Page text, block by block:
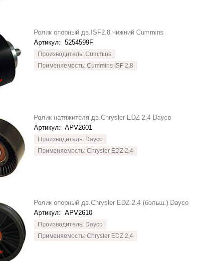
Ролик опорный дв.ISF2.8 нижний Cummins
Артикул: 5254599F
Производитель: Cummins
Применяемость: Cummins ISF 2,8
Ролик натяжителя дв.Chrysler EDZ 2.4 Dayco
Артикул: APV2601
Производитель: Dayco
Применяемость: Chrysler EDZ 2,4
Ролик опорный дв.Chrysler EDZ 2.4 (больш.) Dayco
Артикул: APV2610
Производитель: Dayco
Применяемость: Chrysler EDZ 2,4